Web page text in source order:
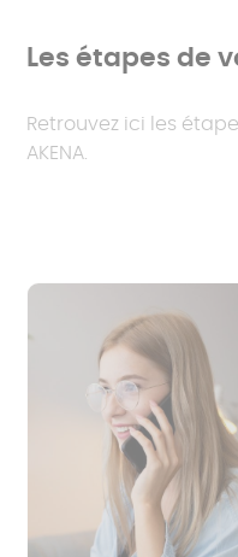
Les étapes de
Retrouvez ici les
AKENA.